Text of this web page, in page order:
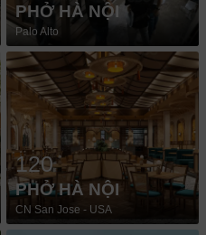
PHỞ HÀ NỘI
Palo Alto
120
PHỞ HÀ NỘI
CN San Jose - USA